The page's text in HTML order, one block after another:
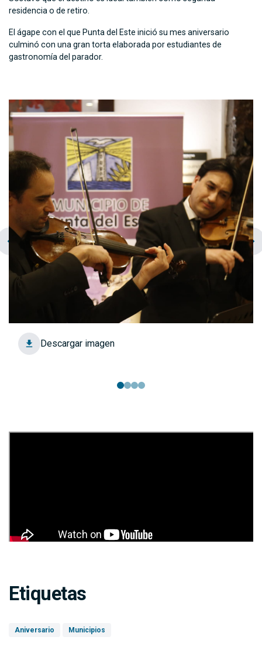
residencia o de retiro.
El ágape con el que Punta del Este inició su mes aniversario
culminó con una gran torta elaborada por estudiantes de
gastronomía del parador.
Descargar imagen
chevron_left navigate_next
Etiquetas
Aniversario Municipios